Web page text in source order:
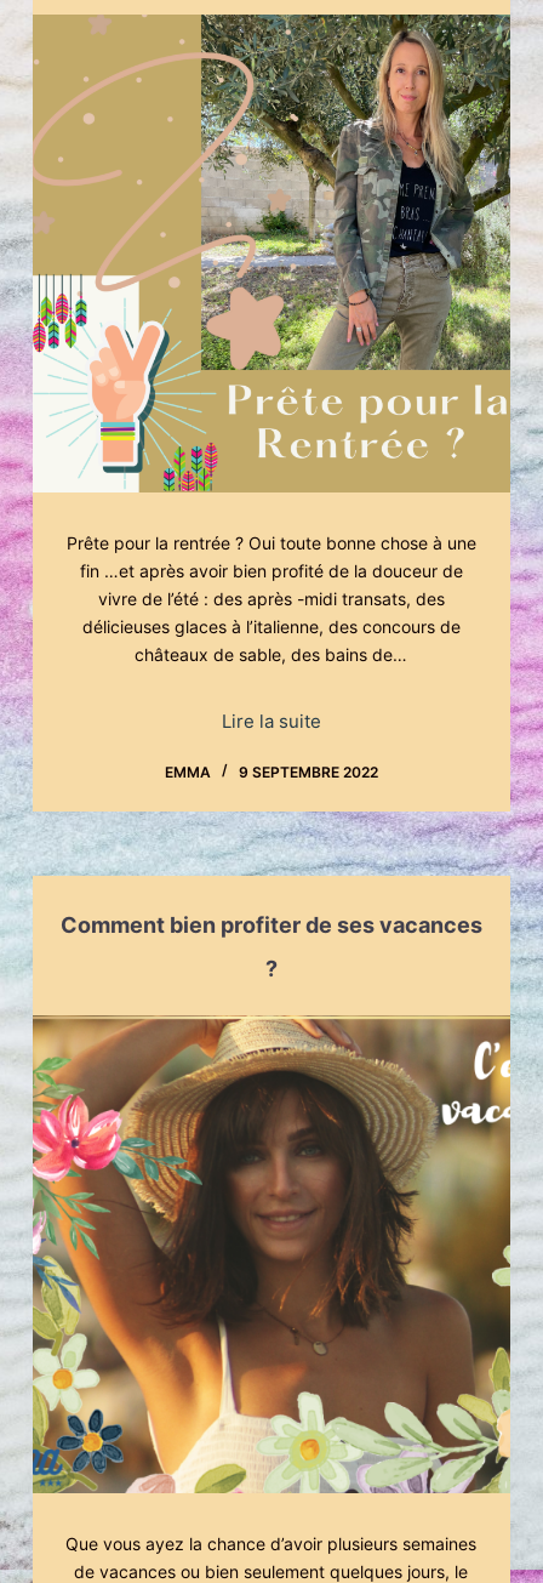
Prête pour la rentrée ? Oui toute bonne chose à une
fin …et après avoir bien profité de la douceur de
vivre de l’été : des après -midi transats, des
délicieuses glaces à l’italienne, des concours de
châteaux de sable, des bains de…
Lire la suite
EMMA 9 SEPTEMBRE 2022
Comment bien profiter de ses vacances
?
Que vous ayez la chance d’avoir plusieurs semaines
de vacances ou bien seulement quelques jours, le